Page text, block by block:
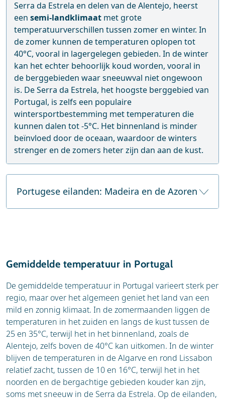
Serra da Estrela en delen van de Alentejo, heerst
een semi-landklimaat met grote
temperatuurverschillen tussen zomer en winter. In
de zomer kunnen de temperaturen oplopen tot
40°C, vooral in lagergelegen gebieden. In de winter
kan het echter behoorlijk koud worden, vooral in
de berggebieden waar sneeuwval niet ongewoon
is. De Serra da Estrela, het hoogste berggebied van
Portugal, is zelfs een populaire
wintersportbestemming met temperaturen die
kunnen dalen tot -5°C. Het binnenland is minder
beïnvloed door de oceaan, waardoor de winters
strenger en de zomers heter zijn dan aan de kust.
Portugese eilanden: Madeira en de Azoren
staat bekend als het “eiland van de eeuwige lente”,
met temperaturen die het hele jaar door
schommelen tussen de 16 en 26°C. De invloed van
de Atlantische Oceaan zorgt ervoor dat het nooit
extreem heet of koud wordt, waardoor het eiland
een perfecte bestemming is voor wandelingen en
natuurvakanties. De Azoren, gelegen in het midden
van de Atlantische Oceaan, hebben een iets
wisselvalliger klimaat met meer regen en wind. De
temperaturen zijn hier gematigder, met zomers
rond de 22-26°C en winters rond de 14-18°C. Door
de oceaaninvloed kunnen er snel
Gemiddelde temperatuur in Portugal
De gemiddelde temperatuur in Portugal varieert sterk per
regio, maar over het algemeen geniet het land van een
mild en zonnig klimaat. In de zomermaanden liggen de
temperaturen in het zuiden en langs de kust tussen de
25 en 35°C, terwijl het in het binnenland, zoals de
Alentejo, zelfs boven de 40°C kan uitkomen. In de winter
blijven de temperaturen in de Algarve en rond Lissabon
relatief zacht, tussen de 10 en 16°C, terwijl het in het
noorden en de bergachtige gebieden kouder kan zijn,
soms met sneeuw in de Serra da Estrela. Op de eilanden,